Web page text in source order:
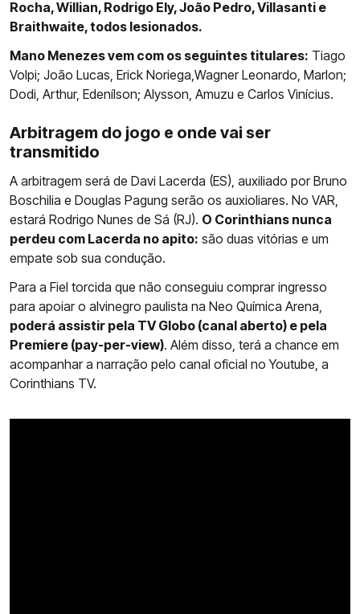
Rocha, Willian, Rodrigo Ely, João Pedro, Villasanti e
Braithwaite, todos lesionados.
Mano Menezes vem com os seguintes titulares: Tiago
Volpi; João Lucas, Erick Noriega,Wagner Leonardo, Marlon;
Dodi, Arthur, Edenílson; Alysson, Amuzu e Carlos Vinícius.
Arbitragem do jogo e onde vai ser
transmitido
A arbitragem será de Davi Lacerda (ES), auxiliado por Bruno
Boschilia e Douglas Pagung serão os auxioliares. No VAR,
estará Rodrigo Nunes de Sá (RJ). O Corinthians nunca
perdeu com Lacerda no apito: são duas vitórias e um
empate sob sua condução.
Para a Fiel torcida que não conseguiu comprar ingresso
para apoiar o alvinegro paulista na Neo Química Arena,
poderá assistir pela TV Globo (canal aberto) e pela
Premiere (pay-per-view). Além disso, terá a chance em
acompanhar a narração pelo canal oficial no Youtube, a
Corinthians TV.